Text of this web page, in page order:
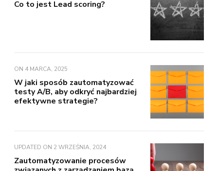
Co to jest Lead scoring?
ON 4 MARCA, 2025
W jaki sposób zautomatyzować
testy A/B, aby odkryć najbardziej
efektywne strategie?
UPDATED ON 2 WRZEŚNIA, 2024
Zautomatyzowanie procesów